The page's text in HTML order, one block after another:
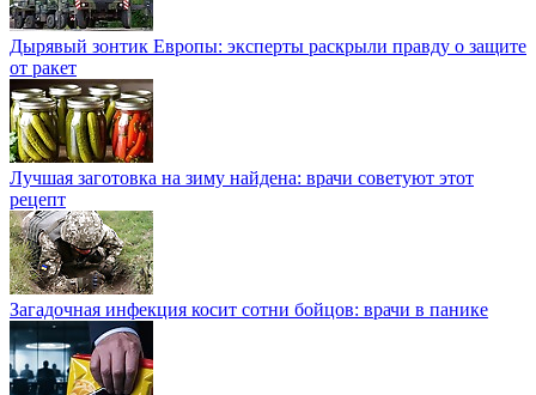
Дырявый зонтик Европы: эксперты раскрыли правду о защите
от ракет
Лучшая заготовка на зиму найдена: врачи советуют этот
рецепт
Загадочная инфекция косит сотни бойцов: врачи в панике